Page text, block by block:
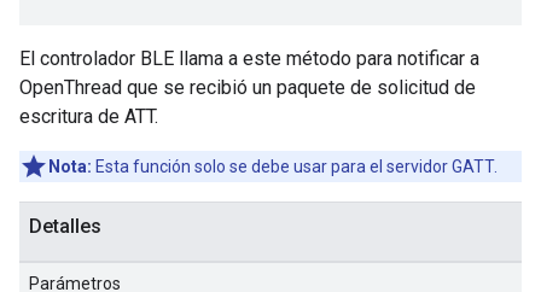
El controlador BLE llama a este método para notificar a
OpenThread que se recibió un paquete de solicitud de
escritura de ATT.
Nota: Esta función solo se debe usar para el servidor GATT.
Detalles
Parámetros